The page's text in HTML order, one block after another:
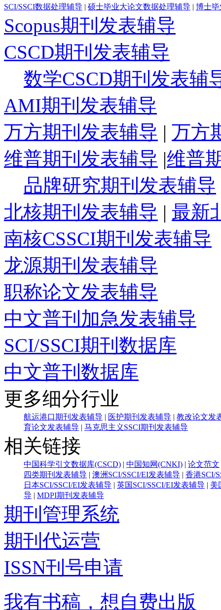
SCI/SSCI数据处理辅导 硕士毕业大论文数据处理辅导 博士
Scopus期刊发表辅导
CSCD期刊发表辅导
数学CSCD期刊发表辅
AMI期刊发表辅导
万方期刊发表辅导 | 万方
维普期刊发表辅导 |维普
品牌研究期刊发表辅导
北核期刊发表辅导 | 最新
南核CSSCI期刊发表辅导
龙源期刊发表辅导
职称论文发表辅导
中文普刊加急发表辅导
SCI/SSCI期刊数据库
中文普刊数据库
更多细分行业
航运港口期刊发表辅导 医护期刊发表辅导
教改论文发
育论文发表辅导
马克思主义SSCI期刊发表辅导
相关链接
中国科学引文数据库(CSCD) 中国知网(CNKI) 论文范文
四类期刊发表辅导
澳洲SCI/SSCI/EI发表辅导
香港SCI/
日本SCI/SSCI/EI发表辅导
英国SCI/SSCI/EI发表辅导
美
导
MDPI期刊发表辅导
期刊管理系统
期刊代运营
ISSN刊号申请
我有书稿，想自费出版